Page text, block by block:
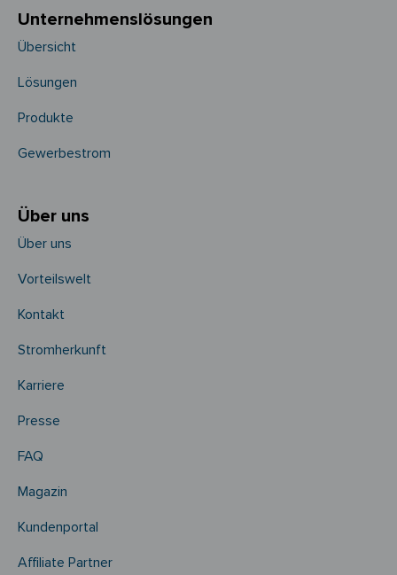
Unternehmens­­lösungen
Übersicht
Lösungen
Produkte
Gewerbestrom
Über uns
Über uns
Vorteilswelt
Kontakt
Stromherkunft
Karriere
Presse
FAQ
Magazin
Kundenportal
Affiliate Partner